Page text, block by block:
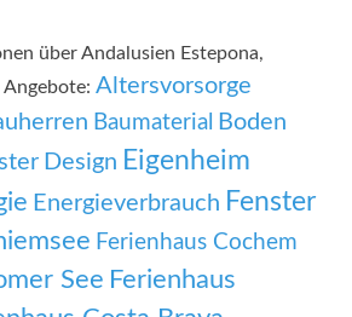
über Andalusien Estepona,
Angebote: Altersvorsorge
Baumaterial Boden
Design Eigenheim
Energieverbrauch Fenster
Ferienhaus Cochem
See Ferienhaus